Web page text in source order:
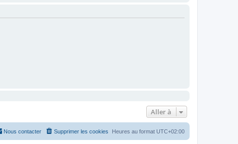
Aller à
Heures au format UTC+02:00
Supprimer les cookies
Nous contacter